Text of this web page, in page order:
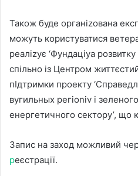
Також буде органizовaна
можуть користуватися
реалizує ‘Фундацiya
спiльно iз Центром
пІдтримки проекту
вугильных регioniv і
енергетичного сектору’, що
Запис на заход можливий
реєстрації.